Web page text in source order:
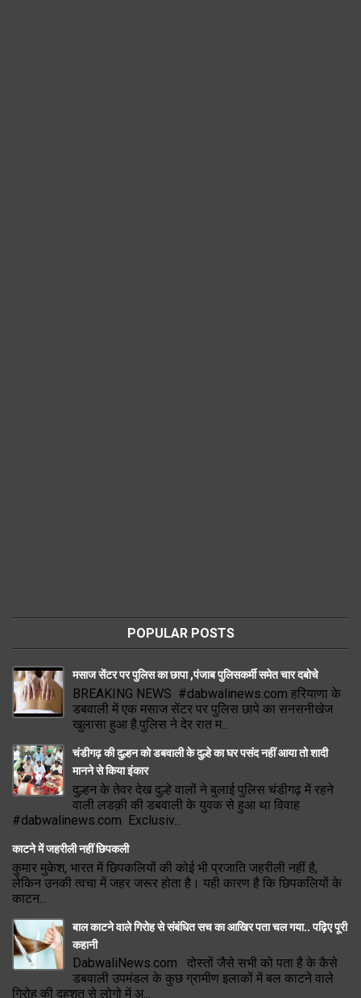
POPULAR POSTS
मसाज सेंटर पर पुलिस का छापा ,पंजाब पुलिसकर्मी समेत चार दबोचे
BREAKING NEWS #dabwalinews.com हरियाणा के
डबवाली में एक मसाज सेंटर पर पुलिस छापे का सनसनीखेज
खुलासा हुआ है.पुलिस ने देर रात म...
चंडीगढ़ की दुल्हन को डबवाली के दुल्हे का घर पसंद नहीं आया तो शादी
मानने से किया इंकार
दुल्हन के तेवर देख दुल्हे वालों ने बुलाई पुलिस चंडीगढ़ में रहने
वाली लडक़ी की डबवाली के युवक से हुआ था विवाह
#dabwalinews.com Exclusiv...
काटने में जहरीली नहीं छिपकली
कुमार मुकेश, भारत में छिपकलियों की कोई भी प्रजाति जहरीली नहीं है,
लेकिन उनकी त्वचा में जहर जरूर होता है। यही कारण है कि छिपकलियों के
काटन...
बाल काटने वाले गिरोह से संबंधित सच का आखिर पता चल गया.. पढ़िए पूरी
कहानी
DabwaliNews.com दोस्तों जैसे सभी को पता है के कैसे
डबवाली उपमंडल के कुछ ग्रामीण इलाकों में बल काटने वाले
गिरोह की दहशत से लोगो में अ...